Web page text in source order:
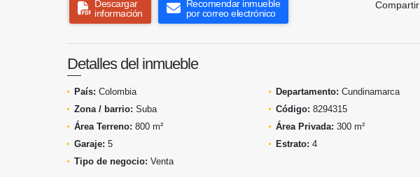
Descargar
información
Recomendar inmueble
por correo electrónico
Compartir
Detalles del inmueble
País: Colombia Departamento: Cundinamarca
Zona / barrio: Suba Código: 8294315
Área Terreno: 800 m² Área Privada: 300 m²
Garaje: 5 Estrato: 4
Tipo de negocio: Venta